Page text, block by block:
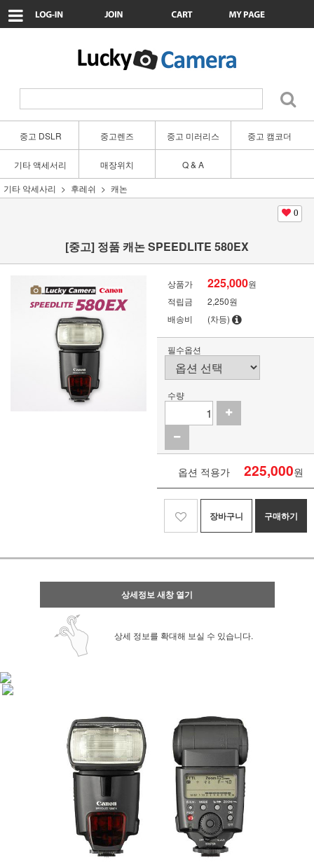
중고 DSLR 중고렌즈 중고 미러리스 중고 캠코더
기타 액세서리 매장위치
Q & A
기타 악세사리
후레쉬 캐논
0
[중고] 정품 캐논 SPEEDLITE 580EX
상품가 225,000원
적립금
2,250원
배송비
(차등)
필수옵션
수량
옵션 적용가 225,000원
장바구니 구매하기
상세정보 새창 열기
상세 정보를 확대해 보실 수 있습니다.